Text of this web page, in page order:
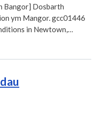
Bangor] Dosbarth
ym Mangor. gcc01446
in Newtown,…